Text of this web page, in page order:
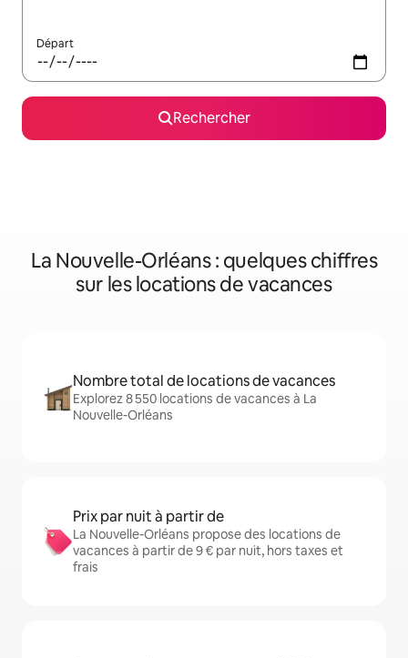
Départ
Rechercher
La Nouvelle-Orléans : quelques chiffres
sur les locations de vacances
Nombre total de locations de vacances
Explorez 8 550 locations de vacances à La
Nouvelle-Orléans
Prix par nuit à partir de
La Nouvelle-Orléans propose des locations de
vacances à partir de 9 € par nuit, hors taxes et
frais